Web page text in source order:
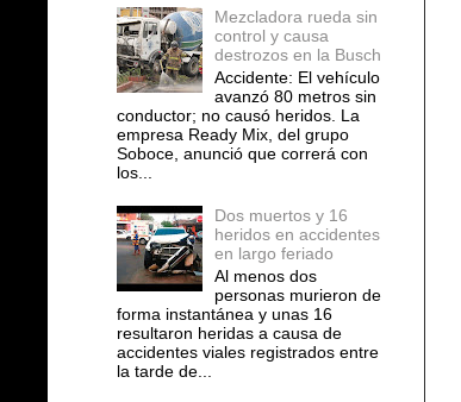
Mezcladora rueda sin
control y causa
destrozos en la Busch
Accidente: El vehículo
avanzó 80 metros sin
conductor; no causó heridos. La
empresa Ready Mix, del grupo
Soboce, anunció que correrá con
los...
Dos muertos y 16
heridos en accidentes
en largo feriado
Al menos dos
personas murieron de
forma instantánea y unas 16
resultaron heridas a causa de
accidentes viales registrados entre
la tarde de...